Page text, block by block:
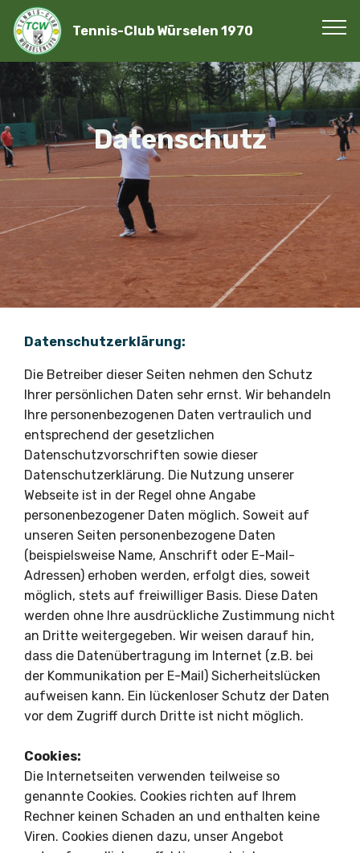
Tennis-Club Würselen 1970
Datenschutz
Datenschutzerklärung:
Die Betreiber dieser Seiten nehmen den Schutz
Ihrer persönlichen Daten sehr ernst. Wir behandeln
Ihre personenbezogenen Daten vertraulich und
entsprechend der gesetzlichen
Datenschutzvorschriften sowie dieser
Datenschutzerklärung. Die Nutzung unserer
Webseite ist in der Regel ohne Angabe
personenbezogener Daten möglich. Soweit auf
unseren Seiten personenbezogene Daten
(beispielsweise Name, Anschrift oder E-Mail-
Adressen) erhoben werden, erfolgt dies, soweit
möglich, stets auf freiwilliger Basis. Diese Daten
werden ohne Ihre ausdrückliche Zustimmung nicht
an Dritte weitergegeben. Wir weisen darauf hin,
dass die Datenübertragung im Internet (z.B. bei
der Kommunikation per E-Mail) Sicherheitslücken
aufweisen kann. Ein lückenloser Schutz der Daten
vor dem Zugriff durch Dritte ist nicht möglich.
Cookies:
Die Internetseiten verwenden teilweise so
genannte Cookies. Cookies richten auf Ihrem
Rechner keinen Schaden an und enthalten keine
Viren. Cookies dienen dazu, unser Angebot